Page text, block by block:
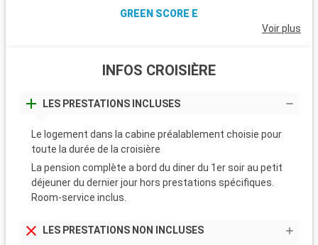
GREEN SCORE E
Voir plus
INFOS CROISIÈRE
LES PRESTATIONS INCLUSES
Le logement dans la cabine préalablement choisie pour
toute la durée de la croisière
La pension complète a bord du diner du 1er soir au petit
déjeuner du dernier jour hors prestations spécifiques.
Room-service inclus.
LES PRESTATIONS NON INCLUSES